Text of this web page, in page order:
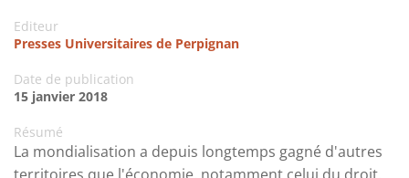
Editeur
Presses Universitaires de Perpignan
Date de publication
15 janvier 2018
Résumé
La mondialisation a depuis longtemps gagné d'autres
territoires que l'économie, notamment celui du droit.